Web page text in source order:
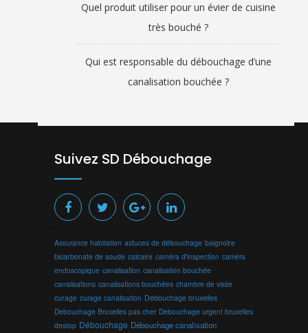
Quel produit utiliser pour un évier de cuisine
très bouché ?
Qui est responsable du débouchage d’une
canalisation bouchée ?
Suivez SD Débouchage
Assurance habitation astuces de débouchage baignoire
bicarbonate de soude calcaire caméra d'inspection caméra
endoscopique canalisation canalisation bouchée
canalisations canalisations bouchées chambre de visite
curage curage canalisation Debouchage bruxelles
Debouchage Bruxelles pas cher Debouchage urgent bruxelles
destop Débouchage Débouchage canalisation